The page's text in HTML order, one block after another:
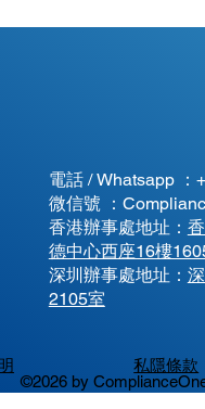
©2026 by
電話 / Whatsapp ：
微信號 ：
香港辦事處地址：
德中心西座16樓
​深圳辦事處地址：
2105室
私隱條款